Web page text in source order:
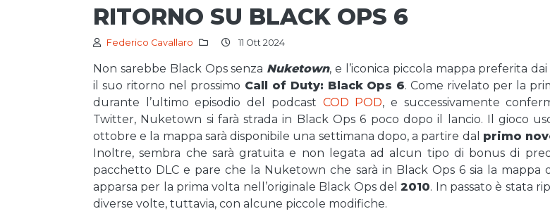
RITORNO SU BLACK OPS 6
Federico Cavallaro 11 Ott 2024
Non sarebbe Black Ops senza Nuketown, e l’iconica piccola mappa preferita
il suo ritorno nel prossimo Call of Duty: Black Ops 6. Come rivelato per la
durante l’ultimo episodio del podcast COD POD, e successivamente
Twitter, Nuketown si farà strada in Black Ops 6 poco dopo il lancio. Il gioco
ottobre e la mappa sarà disponibile una settimana dopo, a partire dal primo
Inoltre, sembra che sarà gratuita e non legata ad alcun tipo di bonus di
pacchetto DLC e pare che la Nuketown che sarà in Black Ops 6 sia la mappa
apparsa per la prima volta nell’originale Black Ops del2010. In passato è stata
diverse volte, tuttavia, con alcune piccole modifiche.